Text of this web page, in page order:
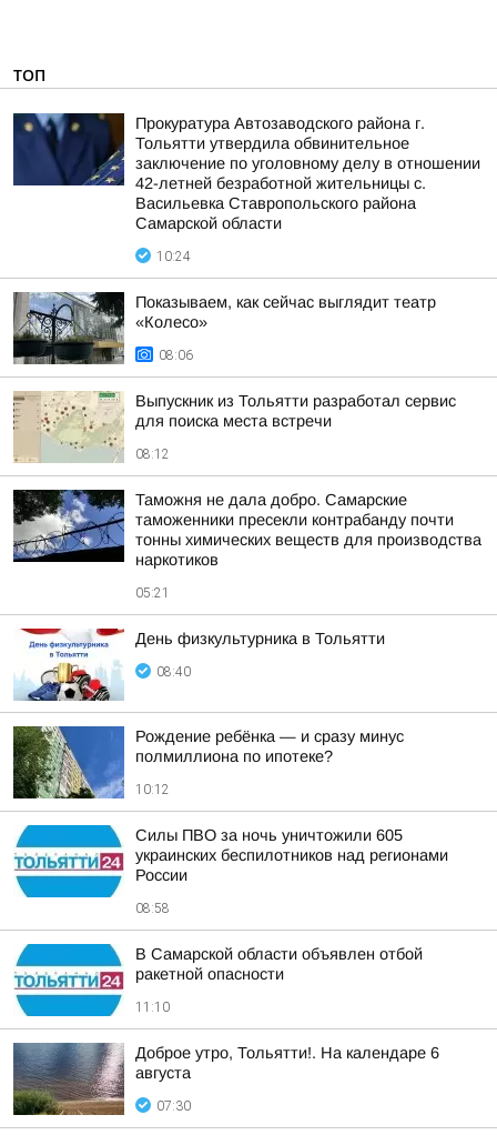
ТОП
Прокуратура Автозаводского района г.
Тольятти утвердила обвинительное
заключение по уголовному делу в отношении
42-летней безработной жительницы с.
Васильевка Ставропольского района
Самарской области
10:24
Показываем, как сейчас выглядит театр
«Колесо»
08:06
Выпускник из Тольятти разработал сервис
для поиска места встречи
08:12
Таможня не дала добро. Самарские
таможенники пресекли контрабанду почти
тонны химических веществ для производства
наркотиков
05:21
День физкультурника в Тольятти
08:40
Рождение ребёнка — и сразу минус
полмиллиона по ипотеке?
10:12
Силы ПВО за ночь уничтожили 605
украинских беспилотников над регионами
России
08:58
В Самарской области объявлен отбой
ракетной опасности
11:10
Доброе утро, Тольятти!. На календаре 6
августа
07:30